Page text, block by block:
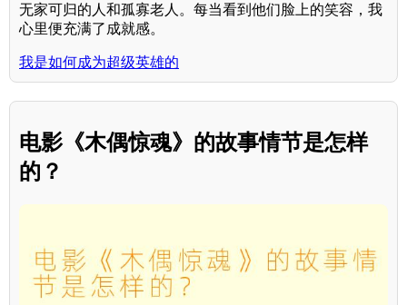
无家可归的人和孤寡老人。每当看到他们脸上的笑容，我
心里便充满了成就感。
我是如何成为超级英雄的
电影《木偶惊魂》的故事情节是怎样
的？